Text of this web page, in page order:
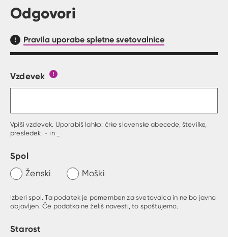
Odgovori
Pravila uporabe spletne svetovalnice
Obrazec, kjer lahko zastaviš vprašanje
Vzdevek
Vpiši vzdevek. Uporabiš lahko: črke slovenske abecede, številke,
presledek, - in _
Spol
Ženski Moški
Izberi spol. Ta podatek je pomemben za svetovalca in ne bo javno
objavljen. Če podatka ne želiš navesti, to spoštujemo.
Starost